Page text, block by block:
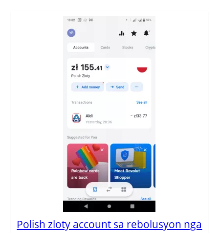
Polish zloty account sa rebolusyon nga